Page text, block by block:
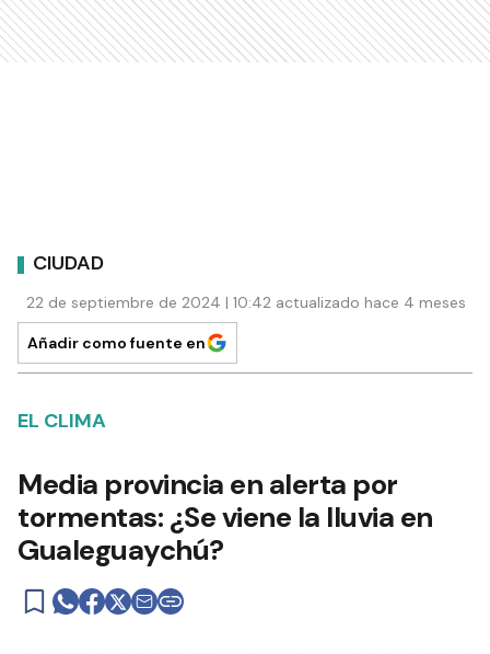
CIUDAD
22 de septiembre de 2024 | 10:42 actualizado hace 4 meses
Añadir como fuente en
EL CLIMA
Media provincia en alerta por
tormentas: ¿Se viene la lluvia en
Gualeguaychú?